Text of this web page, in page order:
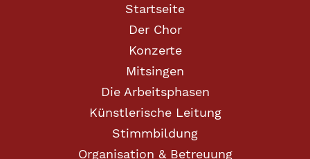
Startseite
Der Chor
Konzerte
Mitsingen
Die Arbeitsphasen
Künstlerische Leitung
Stimmbildung
Organisation & Betreuung